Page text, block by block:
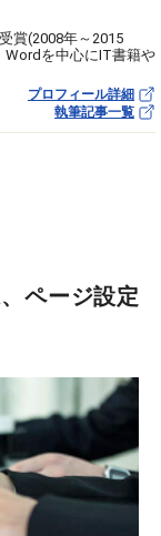
賞(2008年～2015
Wordを中心にIT書籍や
プロフィール詳細
執筆記事一覧
ページ設定